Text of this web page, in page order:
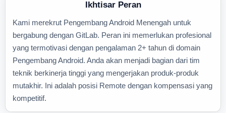
Ikhtisar Peran
Kami merekrut Pengembang Android Menengah untuk
bergabung dengan GitLab. Peran ini memerlukan profesional
yang termotivasi dengan pengalaman 2+ tahun di domain
Pengembang Android. Anda akan menjadi bagian dari tim
teknik berkinerja tinggi yang mengerjakan produk-produk
mutakhir. Ini adalah posisi Remote dengan kompensasi yang
kompetitif.